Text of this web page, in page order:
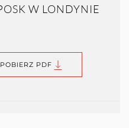
POBIERZ PDF